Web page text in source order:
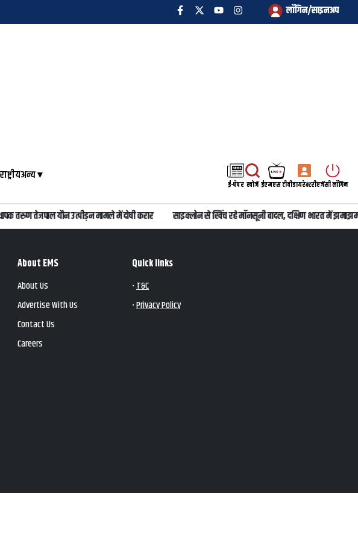
लॉगिन/साइनअप
अन्य▾
ई-पेपर खोजें ईएमएस टीवीडायरेक्टरीएजेंसी लॉगिन
तरुण तेजपाल यौन उत्पीड़न मामले में दोषी करार साइक्लोन से खिंच रहे मॉनसूनी बादल, दक्षिण भारत में
About EMS
About Us
Advertise With Us
Contact Us
Careers
Quick links
•T&C
•Privacy Policy